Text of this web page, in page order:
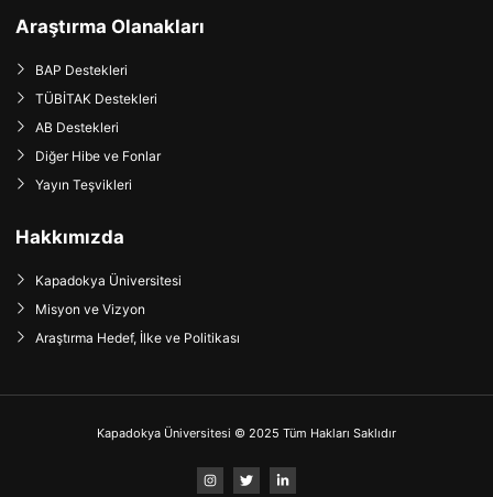
Araştırma Olanakları
BAP Destekleri
TÜBİTAK Destekleri
AB Destekleri
Diğer Hibe ve Fonlar
Yayın Teşvikleri
Hakkımızda
Kapadokya Üniversitesi
Misyon ve Vizyon
Araştırma Hedef, İlke ve Politikası
Kapadokya Üniversitesi © 2025 Tüm Hakları Saklıdır
I
n
T
w
L
i